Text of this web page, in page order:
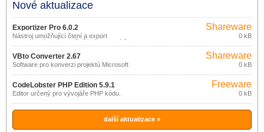
Nové aktualizace
Exportizer Pro 6.0.2
Nástroj umožňující čtení a export
databázových souborů různých formátů.
Shareware
0 kB
VBto Converter 2.67
Software pro konverzi projektů Microsoft
Shareware
0 kB
CodeLobster PHP Edition 5.9.1
Editor určený pro vývojáře PHP kódu.
Freeware
0 kB
další aktualizace »